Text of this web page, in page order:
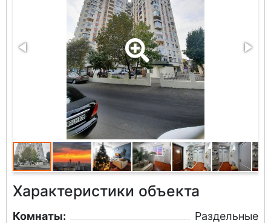
Характеристики объекта
Комнаты:
Раздельные